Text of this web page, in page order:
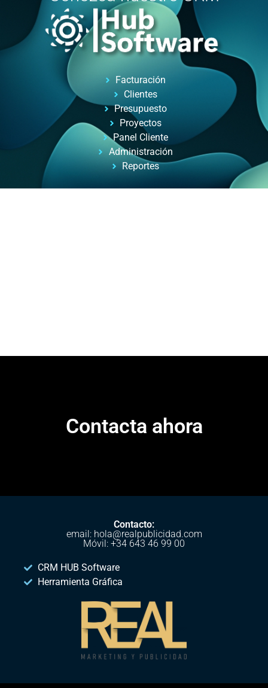
Facturación
Clientes
Presupuesto
Proyectos
Panel Cliente
Administración
Reportes
Contacta ahora
Contacto:
email: hola@realpublicidad.com
Móvil: +34 643 46 99 00
CRM HUB Software
Herramienta Gráfica